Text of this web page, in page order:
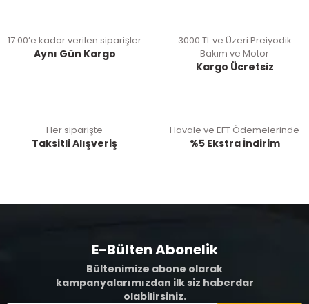
17:00’e kadar verilen siparişler
Aynı Gün Kargo
3000 TL ve Üzeri Preiyodik
Bakım ve Motor
Kargo Ücretsiz
Her siparişte
Taksitli Alışveriş
Havale ve EFT Ödemelerinde
%5 Ekstra İndirim
E-Bülten Abonelik
Bültenimize abone olarak
kampanyalarımızdan ilk siz haberdar
olabilirsiniz.